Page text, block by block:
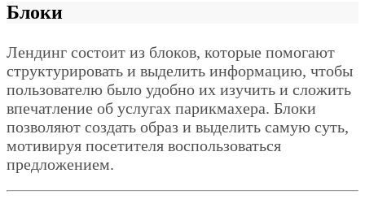
Блоки
Лендинг состоит из блоков, которые помогают
структурировать и выделить информацию, чтобы
пользователю было удобно их изучить и сложить
впечатление об услугах парикмахера. Блоки
позволяют создать образ и выделить самую суть,
мотивируя посетителя воспользоваться
предложением.